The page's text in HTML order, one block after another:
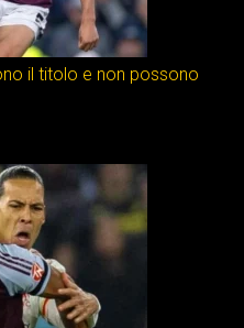
il titolo e non possono